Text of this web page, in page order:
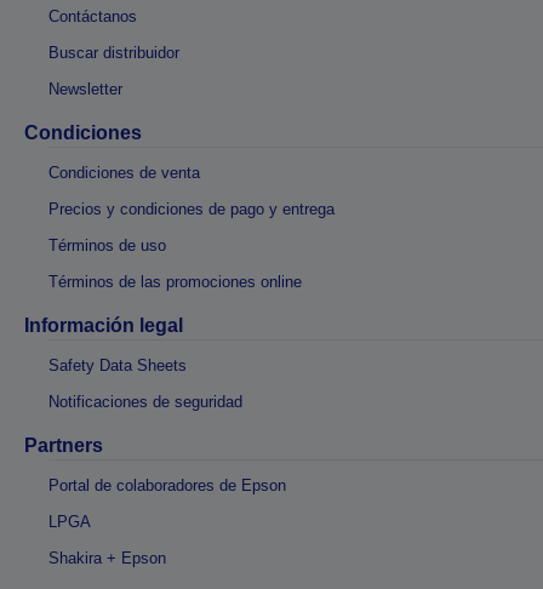
Contáctanos
Buscar distribuidor
Newsletter
Condiciones
Condiciones de venta
Precios y condiciones de pago y entrega
Términos de uso
Términos de las promociones online
Información legal
Safety Data Sheets
Notificaciones de seguridad
Partners
Portal de colaboradores de Epson
LPGA
Shakira + Epson